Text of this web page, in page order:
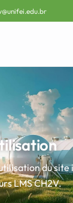
du
LMS CH2V.